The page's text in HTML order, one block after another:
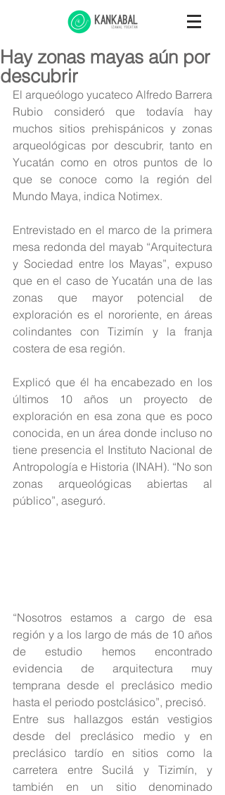
Hay zonas mayas aún por
descubrir
El arqueólogo yucateco Alfredo Barrera
Rubio consideró que todavía hay
muchos sitios prehispánicos y zonas
arqueológicas por descubrir, tanto en
Yucatán como en otros puntos de lo
que se conoce como la región del
Mundo Maya, indica Notimex.
Entrevistado en el marco de la primera
mesa redonda del mayab “Arquitectura
y Sociedad entre los Mayas”, expuso
que en el caso de Yucatán una de las
zonas que mayor potencial de
exploración es el nororiente, en áreas
colindantes con Tizimín y la franja
costera de esa región.
Explicó que él ha encabezado en los
últimos 10 años un proyecto de
exploración en esa zona que es poco
conocida, en un área donde incluso no
tiene presencia el Instituto Nacional de
Antropología e Historia (INAH). “No son
zonas arqueológicas abiertas al
público”, aseguró.
“Nosotros estamos a cargo de esa
región y a los largo de más de 10 años
de estudio hemos encontrado
evidencia de arquitectura muy
temprana desde el preclásico medio
hasta el periodo postclásico”, precisó.
Entre sus hallazgos están vestigios
desde del preclásico medio y en
preclásico tardío en sitios como la
carretera entre Sucilá y Tizimín, y
también en un sitio denominado